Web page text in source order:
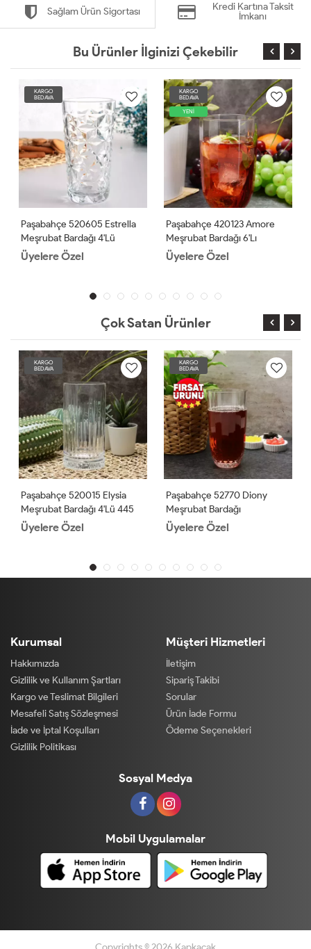
Sağlam Ürün Sigortası
Kredi Kartına Taksit
İmkanı
Bu Ürünler İlginizi Çekebilir
KARGO
BEDAVA
Paşabahçe 520605 Estrella
Meşrubat Bardağı 4'lü
Üyelere Özel
KARGO
BEDAVA
YENİ
Paşabahçe 420123 Amore
Meşrubat Bardağı 6'lı
Üyelere Özel
Çok Satan Ürünler
KARGO
BEDAVA
Paşabahçe 520015 Elysia
Meşrubat Bardağı 4'lü 445
Cc
Üyelere Özel
KARGO
BEDAVA
Paşabahçe 52770 Diony
Meşrubat Bardağı
Üyelere Özel
Kurumsal
Hakkımızda
Gizlilik ve Kullanım Şartları
Kargo ve Teslimat Bilgileri
Mesafeli Satış Sözleşmesi
İade ve İptal Koşulları
Gizlilik Politikası
Müşteri Hizmetleri
İletişim
Sipariş Takibi
Sorular
Ürün İade Formu
Ödeme Seçenekleri
Sosyal Medya
Mobil Uygulamalar